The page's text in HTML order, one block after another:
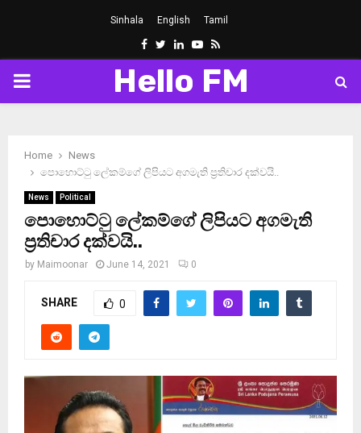
Sinhala English Tamil
Facebook
Twitter
LinkedinYoutube
Rss
PRIMARY
Hello FM
Home
News
පොහොට්ටු ලේකම්ගේ ලිපියට අගමැති ප‍්‍රතිචාර දක්වයි..
News Political
පොහොට්ටු ලේකම්ගේ ලිපියට අගමැති
ප‍්‍රතිචාර දක්වයි..
by Maimoonar June 14, 2021 0
SHARE 0